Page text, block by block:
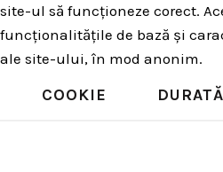
site-ul să funcționeze corect.
funcționalitățile de bază și
ale site-ului, în mod anonim.
COOKIE DURATĂ